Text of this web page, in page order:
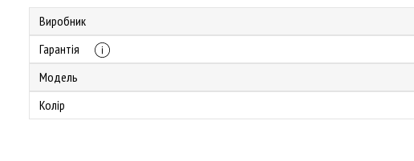
Виробник
Гарантія
Модель
Колір